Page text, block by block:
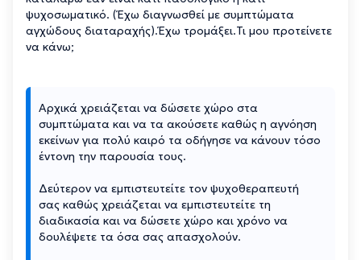
ψυχοσωματικό. (Έχω διαγνωσθεί με συμπτώματα
αγχώδους διαταραχής).Έχω τρομάξει.Τι μου προτείνετε
να κάνω;
Αρχικά χρειάζεται να δώσετε χώρο στα
συμπτώματα και να τα ακούσετε καθώς η αγνόηση
εκείνων για πολύ καιρό τα οδήγησε να κάνουν τόσο
έντονη την παρουσία τους.
Δεύτερον να εμπιστευτείτε τον ψυχοθεραπευτή
σας καθώς χρειάζεται να εμπιστευτείτε τη
διαδικασία και να δώσετε χώρο και χρόνο να
δουλέψετε τα όσα σας απασχολούν.